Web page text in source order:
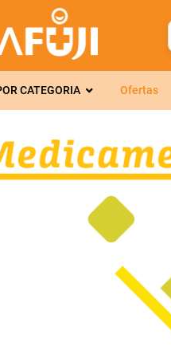
CATEGORIA Ofertas
TERMOS
3º
mounjaro
4º
protetor
6º
dipirona
lola
fraldas